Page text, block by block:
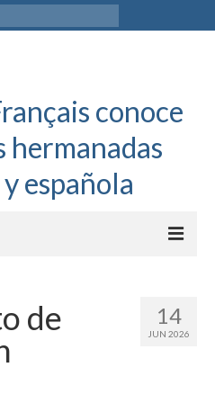
conoce
hermanadas
española
14
JUN 2026
de